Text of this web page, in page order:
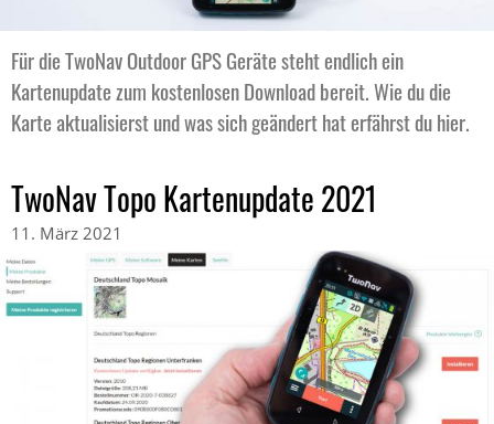
Für die TwoNav Outdoor GPS Geräte steht endlich ein
Kartenupdate zum kostenlosen Download bereit. Wie du die
Karte aktualisierst und was sich geändert hat erfährst du hier.
TwoNav Topo Kartenupdate 2021
11. März 2021